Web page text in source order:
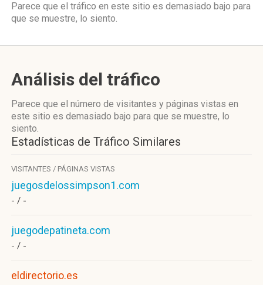
Parece que el tráfico en este sitio es demasiado bajo para
que se muestre, lo siento.
Análisis del tráfico
Parece que el número de visitantes y páginas vistas en
este sitio es demasiado bajo para que se muestre, lo
siento.
Estadísticas de Tráfico Similares
VISITANTES / PÁGINAS VISTAS
juegosdelossimpson1.com
- / -
juegodepatineta.com
- / -
eldirectorio.es